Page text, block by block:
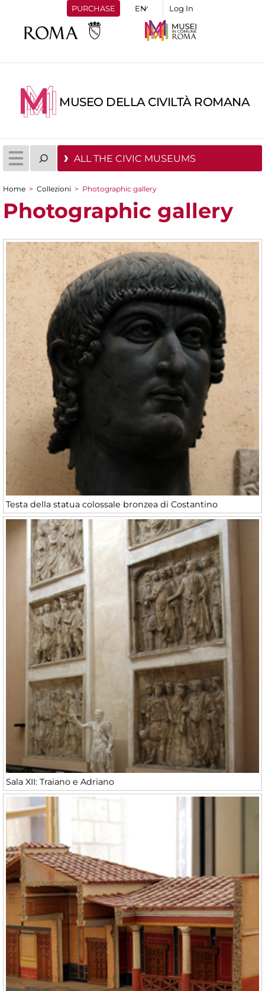
PURCHASE Log In
MUSEO DELLA CIVILTÀ ROMANA
ALL THE CIVIC MUSEUMS
You are here
Home > Collezioni > Photographic gallery
Photographic gallery
Testa della statua colossale bronzea di Costantino
Sala XII: Traiano e Adriano